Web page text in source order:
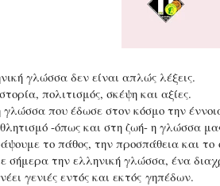
γλώσσα δεν είναι απλώς λέξεις.
πολιτισμός, σκέψη και αξίες.
γλώσσα που έδωσε στον κόσμο την
-όπως και στη ζωή- η γλώσσα
το πάθος, την προσπάθεια και το
σήμερα την ελληνική γλώσσα, ένα
γενιές εντός και εκτός γηπέδων.